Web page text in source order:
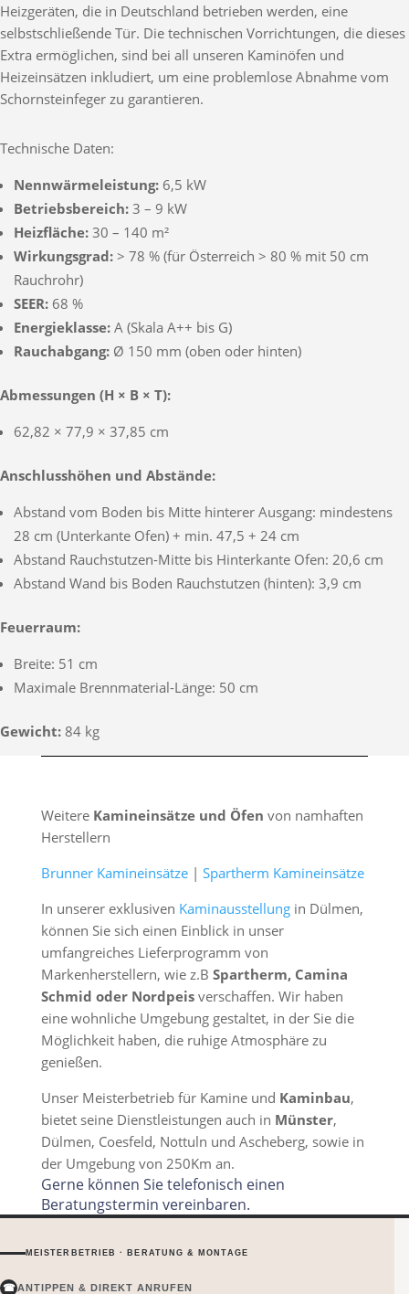
Heizgeräten, die in Deutschland betrieben werden, eine
selbstschließende Tür. Die technischen Vorrichtungen, die dieses
Extra ermöglichen, sind bei all unseren Kaminöfen und
Heizeinsätzen inkludiert, um eine problemlose Abnahme vom
Schornsteinfeger zu garantieren.
Technische Daten:
Nennwärmeleistung: 6,5 kW
Betriebsbereich: 3 – 9 kW
Heizfläche: 30 – 140 m²
Wirkungsgrad: > 78 % (für Österreich > 80 % mit 50 cm
Rauchrohr)
SEER: 68 %
Energieklasse: A (Skala A++ bis G)
Rauchabgang: Ø 150 mm (oben oder hinten)
Abmessungen (H × B × T):
62,82 × 77,9 × 37,85 cm
Anschlusshöhen und Abstände:
Abstand vom Boden bis Mitte hinterer Ausgang: mindestens
28 cm (Unterkante Ofen) + min. 47,5 + 24 cm
Abstand Rauchstutzen-Mitte bis Hinterkante Ofen: 20,6 cm
Abstand Wand bis Boden Rauchstutzen (hinten): 3,9 cm
Feuerraum:
Breite: 51 cm
Maximale Brennmaterial-Länge: 50 cm
Gewicht: 84 kg
Weitere Kamineinsätze und Öfen von namhaften
Herstellern
Brunner Kamineinsätze| Spartherm Kamineinsätze
In unserer exklusiven Kaminausstellungin Dülmen,
können Sie sich einen Einblick in unser
umfangreiches Lieferprogramm von
Markenherstellern, wie z.B Spartherm, Camina
Schmid oder Nordpeisverschaffen. Wir haben
eine wohnliche Umgebung gestaltet, in der Sie die
Möglichkeit haben, die ruhige Atmosphäre zu
genießen.
Unser Meisterbetrieb für Kamine und Kaminbau,
bietet seine Dienstleistungen auch in Münster,
Dülmen, Coesfeld, Nottuln und Ascheberg, sowie in
der Umgebung von 250Km an.
Gerne können Sie telefonisch einen
Beratungstermin vereinbaren.
MEISTERBETRIEB · BERATUNG & MONTAGE
☎ ANTIPPEN & DIREKT ANRUFEN